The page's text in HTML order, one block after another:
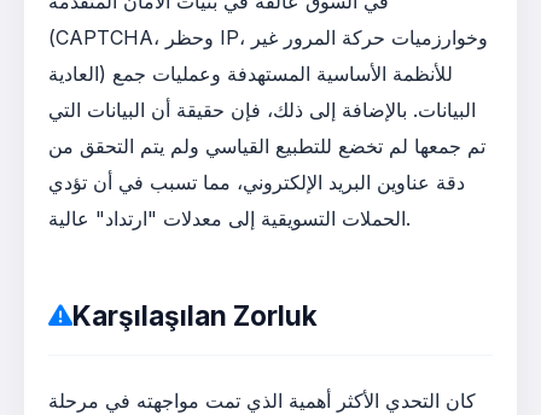
(CAPTCHA، وحظر IP، وخوارزميات حركة المرور غير
العادية) للأنظمة الأساسية المستهدفة وعمليات جمع
البيانات. بالإضافة إلى ذلك، فإن حقيقة أن البيانات التي
تم جمعها لم تخضع للتطبيع القياسي ولم يتم التحقق من
دقة عناوين البريد الإلكتروني، مما تسبب في أن تؤدي
الحملات التسويقية إلى معدلات "ارتداد" عالية.
Karşılaşılan Zorluk
كان التحدي الأكثر أهمية الذي تمت مواجهته في مرحلة